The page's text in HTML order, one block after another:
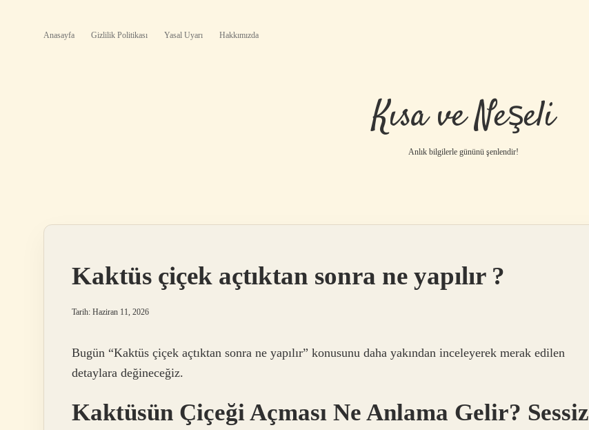
Anasayfa Gizlilik Politikası Yasal Uyarı Hakkımızda
Kısa ve Neşeli
Anlık bilgilerle gününü şenlendir!
Kaktüs çiçek açtıktan sonra ne yapılır ?
Tarih: Haziran 11, 2026
Bugün “Kaktüs çiçek açtıktan sonra ne yapılır” konusunu daha yakından inceleyerek merak edilen
detaylara değineceğiz.
Kaktüsün Çiçeği Açması Ne Anlama Gelir? Sessiz